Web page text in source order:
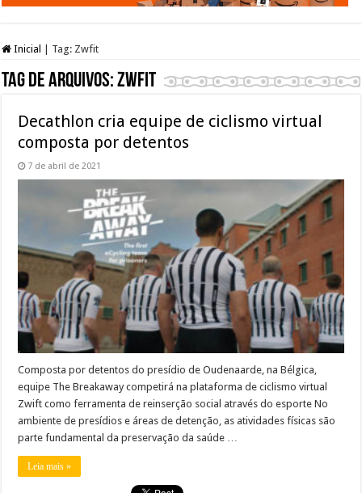
Inicial Tag: Zwfit
Tag de arquivos:Zwfit
Decathlon cria equipe de ciclismo virtual
composta por detentos
7 de abril de 2021
Composta por detentos do presídio de Oudenaarde, na Bélgica,
equipe The Breakaway competirá na plataforma de ciclismo virtual
Zwift como ferramenta de reinserção social através do esporte No
ambiente de presídios e áreas de detenção, as atividades físicas são
parte fundamental da preservação da saúde …
Leia mais »